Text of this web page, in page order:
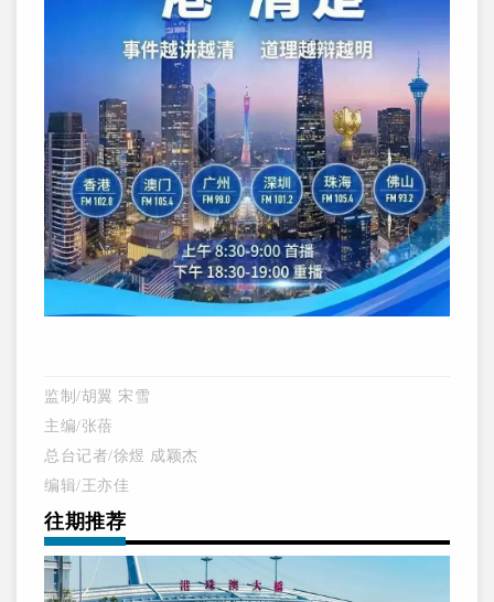
监制/胡翼 宋雪
主编/张蓓
总台记者/徐煜 成颖杰
编辑/王亦佳
往期推荐